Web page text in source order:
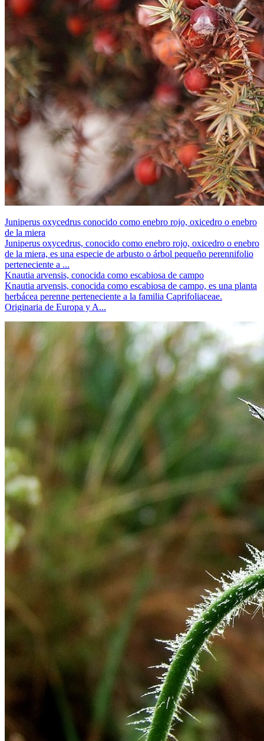
Juniperus oxycedrus conocido como enebro rojo, oxicedro o enebro
de la miera
Juniperus oxycedrus, conocido como enebro rojo, oxicedro o enebro
de la miera, es una especie de arbusto o árbol pequeño perennifolio
perteneciente a ...
Knautia arvensis, conocida como escabiosa de campo
Knautia arvensis, conocida como escabiosa de campo, es una planta
herbácea perenne perteneciente a la familia Caprifoliaceae.
Originaria de Europa y A...